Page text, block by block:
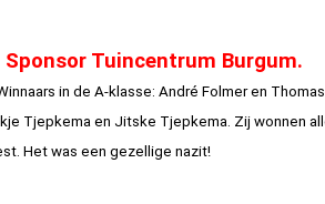
Tuincentrum Burgum.
in de A-klasse: André Folmeren
Tjepkema en Jitske Tjepkema . Zij wonnen
. Het was een gezellige nazit!